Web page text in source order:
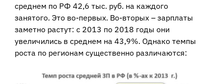
среднем по РФ 42,6 тыс. руб. на каждого
занятого. Это во-первых. Во-вторых – зарплаты
заметно растут: с 2013 по 2018 годы они
увеличились в среднем на 43,9%. Однако темпы
роста по регионам существенно различаются: